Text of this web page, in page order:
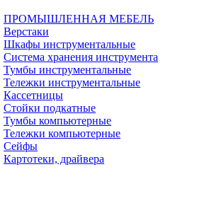
ПРОМЫШЛЕННАЯ МЕБЕЛЬ
Верстаки
Шкафы инструментальные
Система хранения инструмента
Тумбы инструментальные
Тележки инструментальные
Кассетницы
Стойки подкатные
Тумбы компьютерные
Тележки компьютерные
Сейфы
Картотеки, драйвера